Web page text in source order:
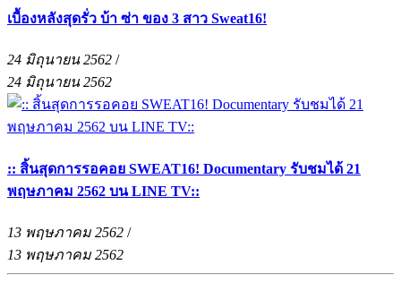
เบื้องหลังสุดรั่ว บ้า ซ่า ของ 3 สาว Sweat16!
24 มิถุนายน 2562 /
24 มิถุนายน 2562
:: สิ้นสุดการรอคอย SWEAT16! Documentary รับชมได้ 21
พฤษภาคม 2562 บน LINE TV::
13 พฤษภาคม 2562 /
13 พฤษภาคม 2562